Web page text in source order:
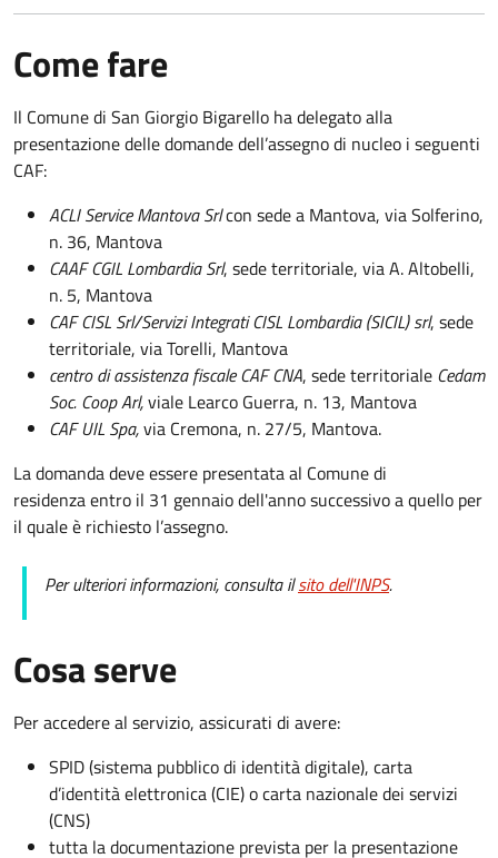
Come fare
Il Comune di San Giorgio Bigarello ha delegato alla
presentazione delle domande dell’assegno di nucleo i seguenti
CAF:
ACLI Service Mantova Srlcon sede a Mantova, via Solferino,
n. 36, Mantova
CAAF CGIL Lombardia Srl, sede territoriale, via A. Altobelli,
n. 5, Mantova
CAF CISL Srl/Servizi Integrati CISL Lombardia (SICIL) srl, sede
territoriale, via Torelli, Mantova
centro di assistenza fiscale CAF CNA, sede territoriale Cedam
Soc. Coop Arl,viale Learco Guerra, n. 13, Mantova
CAF UIL Spa,via Cremona, n. 27/5, Mantova.
La domanda deve essere presentata al Comune di
residenza entro il 31 gennaio dell'anno successivo a quello per
il quale è richiesto l’assegno.
Per ulteriori informazioni, consulta ilsito dell'INPS.
Cosa serve
Per accedere al servizio, assicurati di avere:
SPID (sistema pubblico di identità digitale), carta
d’identità elettronica (CIE) o carta nazionale dei servizi
(CNS)
tutta la documentazione prevista per la presentazione